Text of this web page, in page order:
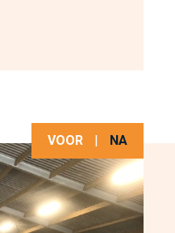
VOOR | NA